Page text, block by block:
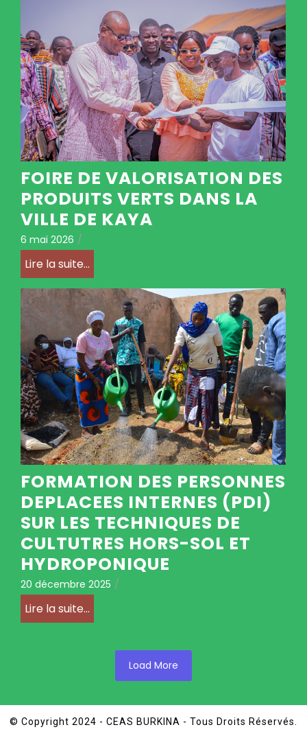
FOIRE DE VALORISATION DES
PRODUITS VERTS DANS LA
VILLE DE KAYA
6 mai 2026 /
Lire la suite...
FORMATION DES PERSONNES
DEPLACEES INTERNES (PDI)
SUR LES TECHNIQUES DE
CULTUTRES HORS-SOL ET
HYDROPONIQUE
20 décembre 2025 /
Lire la suite...
Load More
© Copyright 2024 - CEAS BURKINA - Tous Droits Réservés.